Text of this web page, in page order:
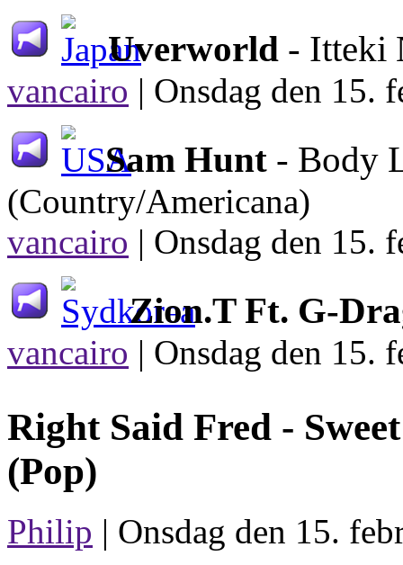
Uverworld - Itteki
vancairo | Onsdag den 15.
Sam Hunt - Body
(Country/Americana)
vancairo | Onsdag den 15.
Zion.T Ft. G-
vancairo | Onsdag den 15.
Right Said Fred -
(Pop)
Philip | Onsdag den 15.